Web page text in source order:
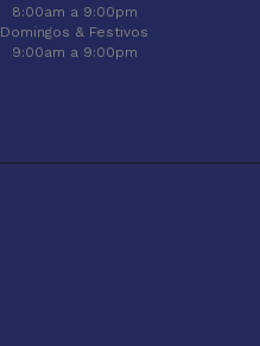
8:00am a 9:00pm
Domingos & Festivos
9:00am a 9:00pm